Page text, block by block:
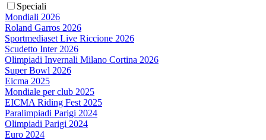
Speciali
Mondiali 2026
Roland Garros 2026
Sportmediaset Live Riccione 2026
Scudetto Inter 2026
Olimpiadi Invernali Milano Cortina 2026
Super Bowl 2026
Eicma 2025
Mondiale per club 2025
EICMA Riding Fest 2025
Paralimpiadi Parigi 2024
Olimpiadi Parigi 2024
Euro 2024